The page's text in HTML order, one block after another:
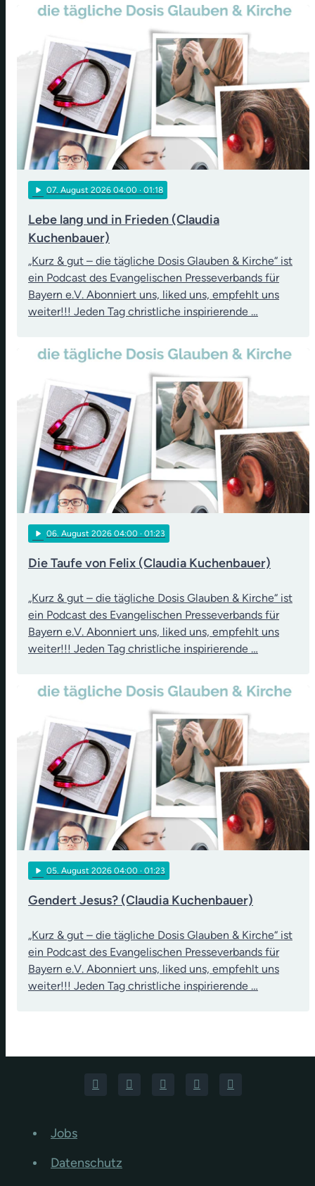
play_arrow 07. August 2026 04:00 · 01:18
Lebe lang und in Frieden (Claudia
Kuchenbauer)
„Kurz & gut – die tägliche Dosis Glauben & Kirche“ ist
ein Podcast des Evangelischen Presseverbands für
Bayern e.V. Abonniert uns, liked uns, empfehlt uns
weiter!!! Jeden Tag christliche inspirierende …
play_arrow 06. August 2026 04:00 · 01:23
Die Taufe von Felix (Claudia Kuchenbauer)
„Kurz & gut – die tägliche Dosis Glauben & Kirche“ ist
ein Podcast des Evangelischen Presseverbands für
Bayern e.V. Abonniert uns, liked uns, empfehlt uns
weiter!!! Jeden Tag christliche inspirierende …
play_arrow 05. August 2026 04:00 · 01:23
Gendert Jesus? (Claudia Kuchenbauer)
„Kurz & gut – die tägliche Dosis Glauben & Kirche“ ist
ein Podcast des Evangelischen Presseverbands für
Bayern e.V. Abonniert uns, liked uns, empfehlt uns
weiter!!! Jeden Tag christliche inspirierende …
Jobs
Datenschutz